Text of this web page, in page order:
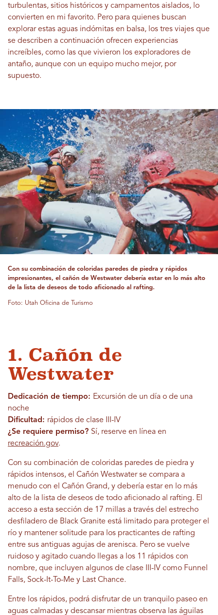
turbulentas, sitios históricos y campamentos aislados, lo
convierten en mi favorito. Pero para quienes buscan
explorar estas aguas indómitas en balsa, los tres viajes que
se describen a continuación ofrecen experiencias
increíbles, como las que vivieron los exploradores de
antaño, aunque con un equipo mucho mejor, por
supuesto.
Con su combinación de coloridas paredes de piedra y rápidos
impresionantes, el cañón de Westwater debería estar en lo más alto
de la lista de deseos de todo aficionado al rafting.
Foto: Utah Oficina de Turismo
1. Cañón de
Westwater
Dedicación de tiempo: Excursión de un día o de una
noche
Dificultad: rápidos de clase III-IV
¿Se requiere permiso? Sí, reserve en línea en
recreación.gov.
Con su combinación de coloridas paredes de piedra y
rápidos intensos, el Cañón Westwater se compara a
menudo con el Cañón Grand, y debería estar en lo más
alto de la lista de deseos de todo aficionado al rafting. El
acceso a esta sección de 17 millas a través del estrecho
desfiladero de Black Granite está limitado para proteger el
río y mantener solitude para los practicantes de rafting
entre sus antiguas agujas de arenisca. Pero se vuelve
ruidoso y agitado cuando llegas a los 11 rápidos con
nombre, que incluyen algunos de clase III-IV como Funnel
Falls, Sock-It-To-Me y Last Chance.
Entre los rápidos, podrá disfrutar de un tranquilo paseo en
aguas calmadas y descansar mientras observa las águilas